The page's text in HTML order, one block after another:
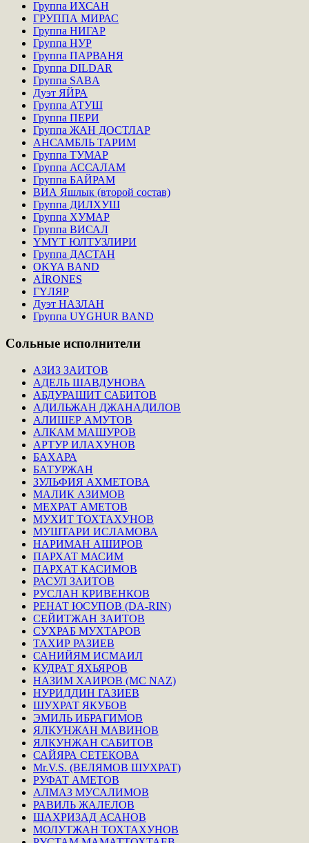
Группа ИХСАН
ГРУППА МИРАС
Группа НИГАР
Группа НУР
Группа ПАРВАНЯ
Группа DILDAR
Группа SABA
Дуэт ЯЙРА
Группа АТУШ
Группа ПЕРИ
Группа ЖАН ДОСТЛАР
АНСАМБЛЬ ТАРИМ
Группа ТУМАР
Группа АССАЛАМ
Группа БАЙРАМ
ВИА Яшлык (второй состав)
Группа ДИЛХУШ
Группа ХУМАР
Группа ВИСАЛ
ҮМҮТ ЮЛТУЗЛИРИ
Группа ДАСТАН
OKYA BAND
AİRONES
ГҮЛЯР
Дуэт НАЗЛАН
Группа UYGHUR BAND
Сольные исполнители
АЗИЗ ЗАИТОВ
АДЕЛЬ ШАВДУНОВА
АБДУРАШИТ САБИТОВ
АДИЛЬЖАН ДЖАНАДИЛОВ
АЛИШЕР АМУТОВ
АЛКАМ МАШУРОВ
АРТУР ИЛАХУНОВ
БАХАРА
БАТУРЖАН
ЗУЛЬФИЯ АХМЕТОВА
МАЛИК АЗИМОВ
МЕХРАТ АМЕТОВ
МУХИТ ТОХТАХУНОВ
МУШТАРИ ИСЛАМОВА
НАРИМАН АШИРОВ
ПАРХАТ МАСИМ
ПАРХАТ КАСИМОВ
РАСУЛ ЗАИТОВ
РУСЛАН КРИВЕНКОВ
РЕНАТ ЮСУПОВ (DA-RIN)
СЕЙИТЖАН ЗАИТОВ
СУХРАБ МУХТАРОВ
ТАХИР РАЗИЕВ
САНИЙЯМ ИСМАИЛ
КУДРАТ ЯХЬЯРОВ
НАЗИМ ХАИРОВ (MC NAZ)
НУРИДДИН ГАЗИЕВ
ШУХРАТ ЯКУБОВ
ЭМИЛЬ ИБРАГИМОВ
ЯЛКУНЖАН МАВИНОВ
ЯЛКУНЖАН САБИТОВ
САЙЯРА СЕТЕКОВА
Mr.V.S. (ВЕЛЯМОВ ШУХРАТ)
РУФАТ АМЕТОВ
АЛМАЗ МУСАЛИМОВ
РАВИЛЬ ЖАЛЕЛОВ
ШАХРИЗАД АСАНОВ
МОЛУТЖАН ТОХТАХУНОВ